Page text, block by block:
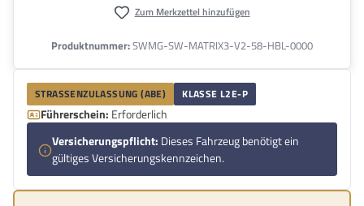
Zum Merkzettel hinzufügen
Produktnummer:SWMG-SW-MATRIX3-V2-58-HBL-0000
STRASSENZULASSUNG (ABE) KLASSE L2E-P
Führerschein: Erforderlich
Versicherungspflicht: Dieses Fahrzeug benötigt ein
gültiges Versicherungskennzeichen.